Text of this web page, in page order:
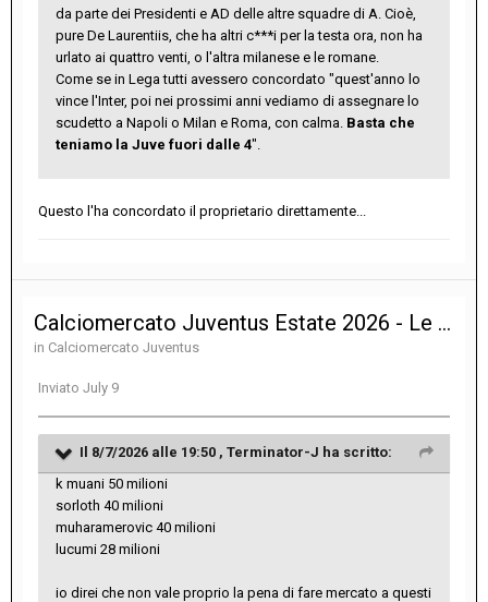
da parte dei Presidenti e AD delle altre squadre di A. Cioè,
pure De Laurentiis, che ha altri c***i per la testa ora, non ha
urlato ai quattro venti, o l'altra milanese e le romane.
Come se in Lega tutti avessero concordato "quest'anno lo
vince l'Inter, poi nei prossimi anni vediamo di assegnare lo
scudetto a Napoli o Milan e Roma, con calma. Basta che
teniamo la Juve fuori dalle 4".
Questo l'ha concordato il proprietario direttamente...
Calciomercato Juventus Estate 2026 - Le notizie sulle trattative
in Calciomercato Juventus
Inviato July 9
Il 8/7/2026 alle 19:50 , Terminator-J ha scritto:
k muani 50 milioni
sorloth 40 milioni
muharamerovic 40 milioni
lucumi 28 milioni
io direi che non vale proprio la pena di fare mercato a questi